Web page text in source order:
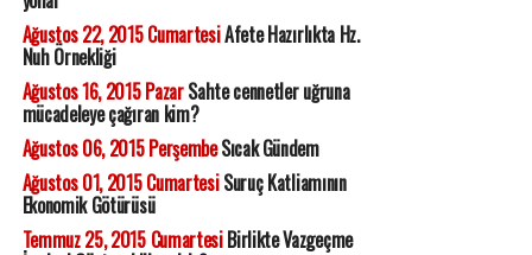
Ağustos 22, 2015 CumartesiAfete Hazırlıkta Hz.
Nuh Örnekliği
Ağustos 16, 2015 PazarSahte cennetler uğruna
mücadeleye çağıran kim?
Ağustos 06, 2015 PerşembeSıcak Gündem
Ağustos 01, 2015 CumartesiSuruç Katliamının
Ekonomik Götürüsü
Temmuz 25, 2015 CumartesiBirlikte Vazgeçme